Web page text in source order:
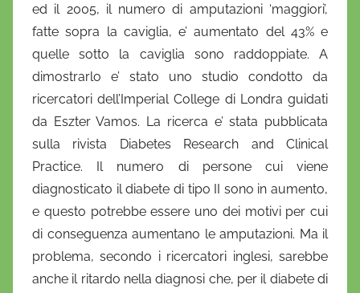
i
e
l
a
D
'
i
o
ed il 2005, il numero di amputazioni ‘maggiori’,
fatte sopra la caviglia, e’ aumentato del 43% e
quelle sotto la caviglia sono raddoppiate. A
dimostrarlo e’ stato uno studio condotto da
ricercatori dell’Imperial College di Londra guidati
da Eszter Vamos. La ricerca e’ stata pubblicata
sulla rivista Diabetes Research and Clinical
Practice. Il numero di persone cui viene
diagnosticato il diabete di tipo II sono in aumento,
e questo potrebbe essere uno dei motivi per cui
di conseguenza aumentano le amputazioni. Ma il
problema, secondo i ricercatori inglesi, sarebbe
anche il ritardo nella diagnosi che, per il diabete di